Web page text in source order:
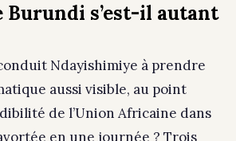
Burundi s’est-il autant
Ndayishimiye à prendre
aussi visible, au point
de l’Union Africaine dans
en une journée ? Trois